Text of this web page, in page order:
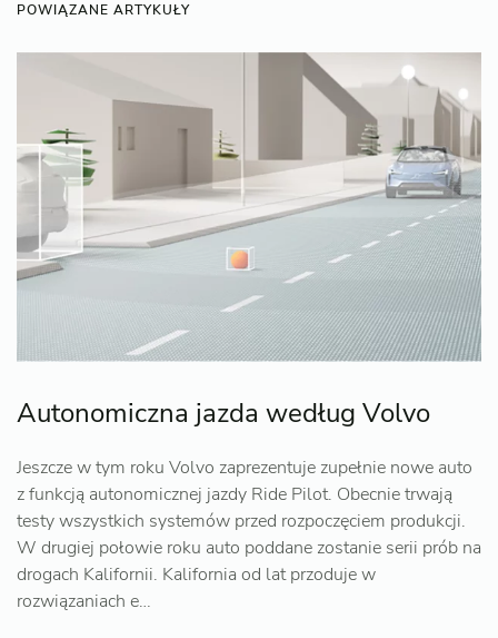
POWIĄZANE ARTYKUŁY
Autonomiczna jazda według Volvo
Jeszcze w tym roku Volvo zaprezentuje zupełnie nowe auto
z funkcją autonomicznej jazdy Ride Pilot. Obecnie trwają
testy wszystkich systemów przed rozpoczęciem produkcji.
W drugiej połowie roku auto poddane zostanie serii prób na
drogach Kalifornii. Kalifornia od lat przoduje w
rozwiązaniach e…